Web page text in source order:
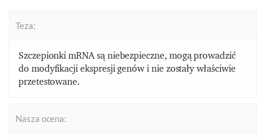
Teza:
Szczepionki mRNA są niebezpieczne, mogą prowadzić
do modyfikacji ekspresji genów i nie zostały właściwie
przetestowane.
Nasza ocena: